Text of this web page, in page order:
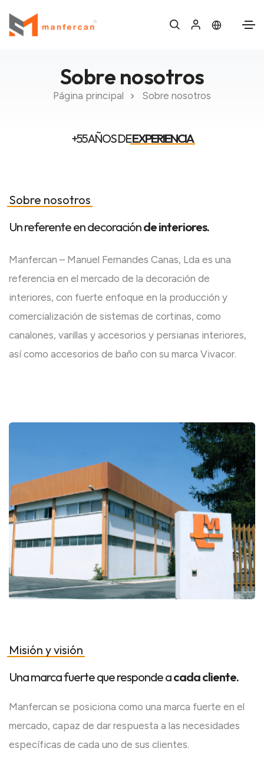
Sobre nosotros
Página principal Sobre nosotros
+55 AÑOS DEEXPERIENCIA
Sobre nosotros
Un referente en decoraciónde interiores.
Manfercan – Manuel Fernandes Canas, Lda es una
referencia en el mercado de la decoración de
interiores, con fuerte enfoque en la producción y
comercialización de sistemas de cortinas, como
canalones, varillas y accesorios y persianas interiores,
así como accesorios de baño con su marca Vivacor.
Misión y visión
Una marca fuerte que responde acada cliente.
Manfercan se posiciona como una marca fuerte en el
mercado, capaz de dar respuesta a las necesidades
específicas de cada uno de sus clientes.